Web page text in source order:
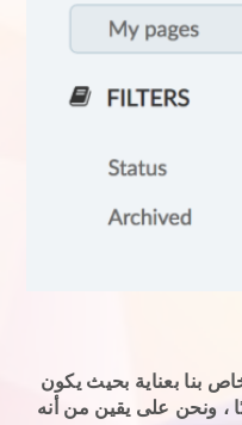
بنا بعناية بحيث يكون
، ونحن على يقين من أنه